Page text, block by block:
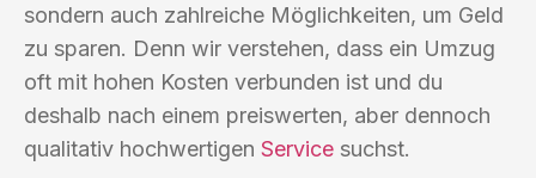
sondern auch zahlreiche Möglichkeiten, um Geld
zu sparen. Denn wir verstehen, dass ein Umzug
oft mit hohen Kosten verbunden ist und du
deshalb nach einem preiswerten, aber dennoch
qualitativ hochwertigen Service suchst.